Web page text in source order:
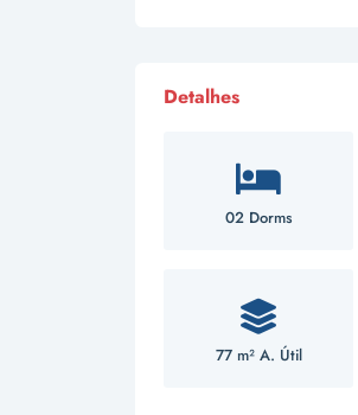
Detalhes
02 Dorms
77 m² A. Útil